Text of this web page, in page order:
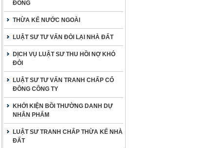
ĐỒNG
THỪA KẾ NƯỚC NGOÀI
LUẬT SƯ TƯ VẤN ĐÒI LẠI NHÀ ĐẤT
DỊCH VỤ LUẬT SƯ THU HỒI NỢ KHÓ
ĐÒI
LUẬT SƯ TƯ VẤN TRANH CHẤP CỔ
ĐÔNG CÔNG TY
KHỞI KIỆN BỒI THƯỜNG DANH DỰ
NHÂN PHẨM
LUẬT SƯ TRANH CHẤP THỪA KẾ NHÀ
ĐẤT